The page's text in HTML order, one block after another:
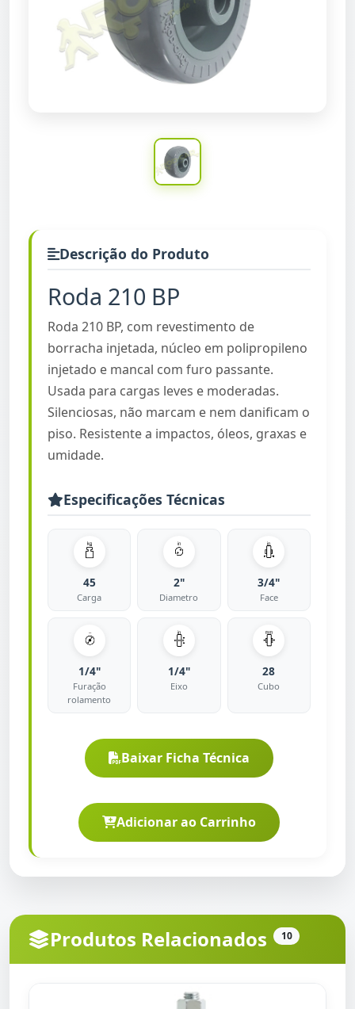
Descrição do Produto
Roda 210 BP
Roda 210 BP, com revestimento de
borracha injetada, núcleo em polipropileno
injetado e mancal com furo passante.
Usada para cargas leves e moderadas.
Silenciosas, não marcam e nem danificam o
piso. Resistente a impactos, óleos, graxas e
umidade.
Especificações Técnicas
45
Carga
2"
Diametro
3/4"
Face
1/4"
Furação
rolamento
1/4"
Eixo
28
Cubo
Baixar Ficha Técnica
Adicionar ao Carrinho
Produtos Relacionados 10